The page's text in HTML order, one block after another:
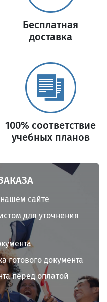
Бесплатная
доставка
100% соответствие
учебных планов
сайте
для уточнения
готового документа
перед оплатой